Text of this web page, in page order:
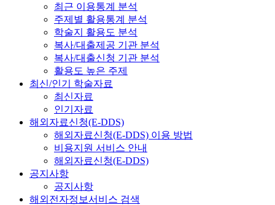
최근 이용통계 분석
주제별 활용통계 분석
학술지 활용도 분석
복사/대출제공 기관 분석
복사/대출신청 기관 분석
활용도 높은 주제
최신/인기 학술자료
최신자료
인기자료
해외자료신청(E-DDS)
해외자료신청(E-DDS) 이용 방법
비용지원 서비스 안내
해외자료신청(E-DDS)
공지사항
공지사항
해외전자정보서비스 검색